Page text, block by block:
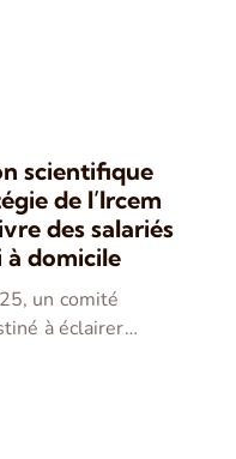
scientifique
de l’Ircem
des salariés
à domicile
un comité
à éclairer…